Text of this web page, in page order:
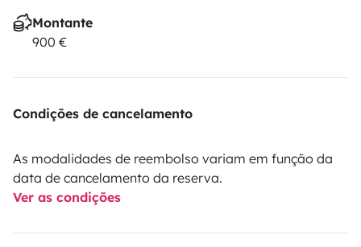
Montante
900 €
Condições de cancelamento
As modalidades de reembolso variam em função da
data de cancelamento da reserva.
Ver as condições